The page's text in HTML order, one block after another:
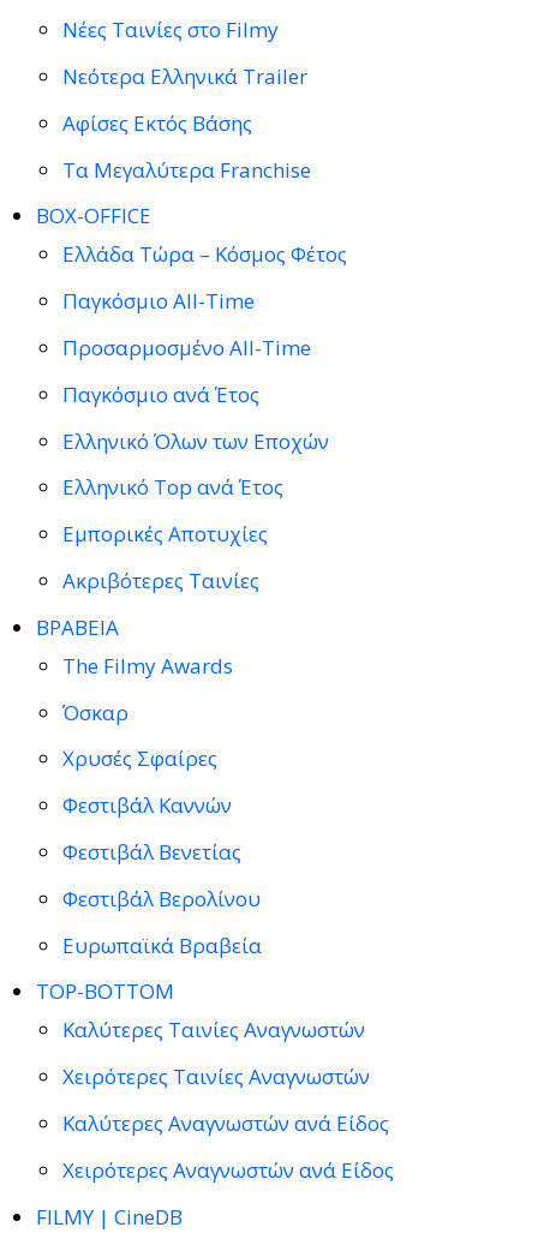
Νέες Ταινίες στο Filmy
Νεότερα Ελληνικά Trailer
Αφίσες Εκτός Βάσης
Τα Μεγαλύτερα Franchise
BOX-OFFICE
Ελλάδα Τώρα – Κόσμος Φέτος
Παγκόσμιο All-Time
Προσαρμοσμένο All-Time
Παγκόσμιο ανά Έτος
Ελληνικό Όλων των Εποχών
Ελληνικό Top ανά Έτος
Εμπορικές Αποτυχίες
Ακριβότερες Ταινίες
ΒΡΑΒΕΙΑ
The Filmy Awards
Όσκαρ
Χρυσές Σφαίρες
Φεστιβάλ Καννών
Φεστιβάλ Βενετίας
Φεστιβάλ Βερολίνου
Ευρωπαϊκά Βραβεία
TOP-BOTTOM
Καλύτερες Ταινίες Αναγνωστών
Χειρότερες Ταινίες Αναγνωστών
Καλύτερες Αναγνωστών ανά Είδος
Χειρότερες Αναγνωστών ανά Είδος
FILMY | CineDB